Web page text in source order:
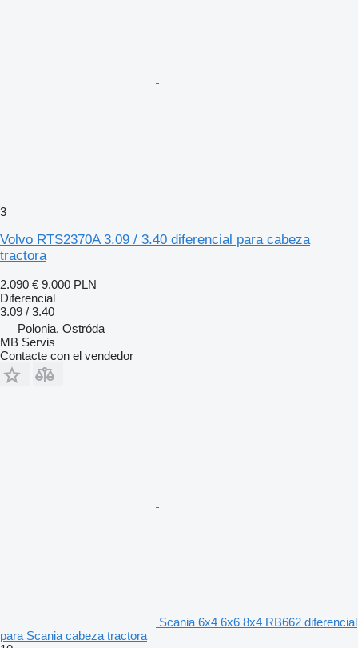
3
Volvo RTS2370A 3.09 / 3.40 diferencial para cabeza
tractora
2.090 € 9.000 PLN
Diferencial
3.09 / 3.40
Polonia, Ostróda
MB Servis
Contacte con el vendedor
Scania 6x4 6x6 8x4 RB662 diferencial
para Scania cabeza tractora